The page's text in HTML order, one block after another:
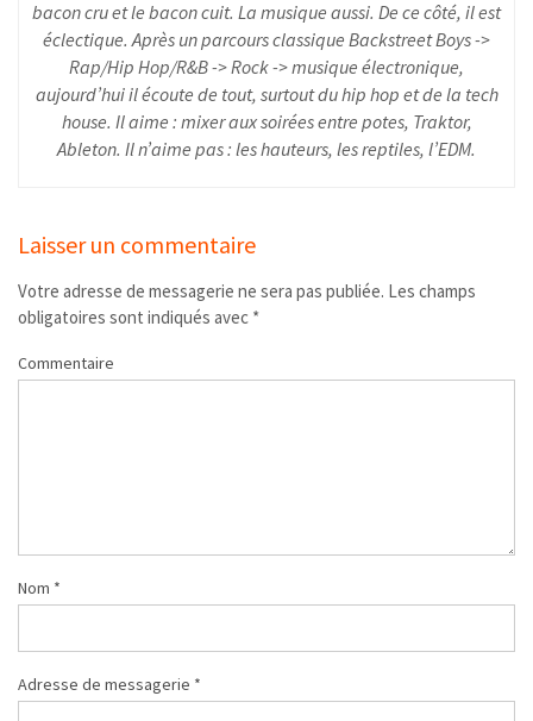
bacon cru et le bacon cuit. La musique aussi. De ce côté, il est
éclectique. Après un parcours classique Backstreet Boys ->
Rap/Hip Hop/R&B -> Rock -> musique électronique,
aujourd’hui il écoute de tout, surtout du hip hop et de la tech
house. Il aime : mixer aux soirées entre potes, Traktor,
Ableton. Il n’aime pas : les hauteurs, les reptiles, l’EDM.
Laisser un commentaire
Votre adresse de messagerie ne sera pas publiée. Les champs
obligatoires sont indiqués avec *
Commentaire
Nom *
Adresse de messagerie *